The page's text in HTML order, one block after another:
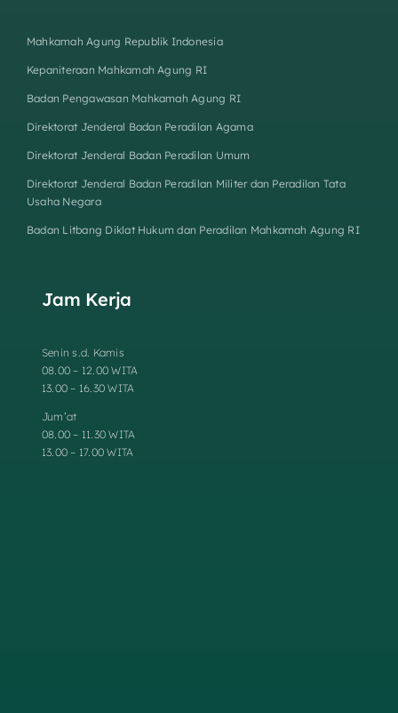
Mahkamah Agung Republik Indonesia
Kepaniteraan Mahkamah Agung RI
Badan Pengawasan Mahkamah Agung RI
Direktorat Jenderal Badan Peradilan Agama
Direktorat Jenderal Badan Peradilan Umum
Direktorat Jenderal Badan Peradilan Militer dan Peradilan Tata
Usaha Negara
Badan Litbang Diklat Hukum dan Peradilan Mahkamah Agung RI
Jam Kerja
Senin s.d. Kamis
08.00 – 12.00 WITA
13.00 – 16.30 WITA
Jum’at
08.00 – 11.30 WITA
13.00 – 17.00 WITA